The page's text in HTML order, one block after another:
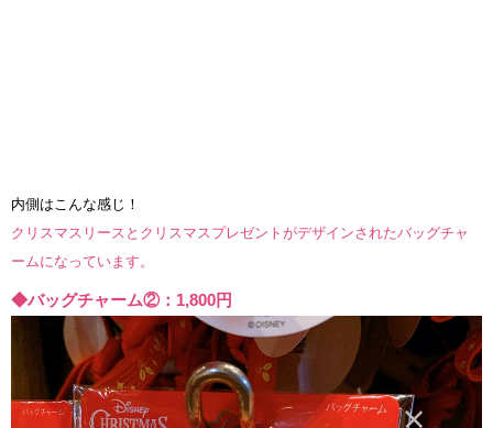
内側はこんな感じ！
クリスマスリースとクリスマスプレゼントがデザインされたバッグチャ
ームになっています。
◆バッグチャーム②：1,800円